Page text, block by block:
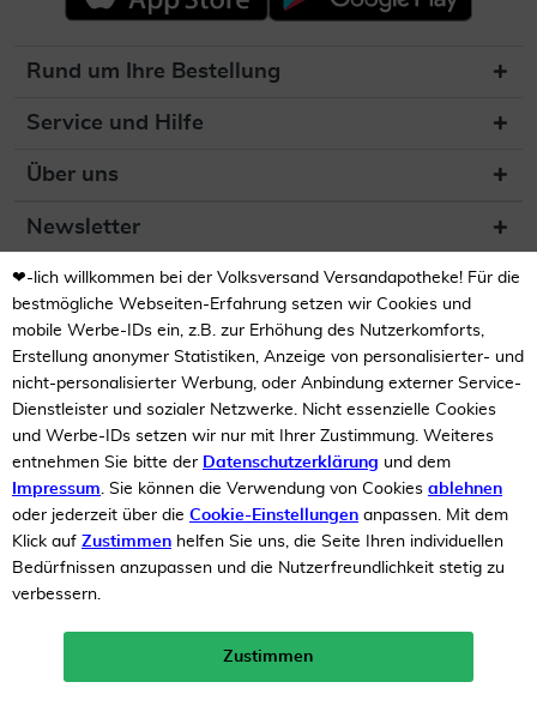
10%
Neukunden-Rabatt ab 49€!
mehr erfahren >
Rund um Ihre Bestellung
Service und Hilfe
Über uns
Newsletter
(DE) Zur Überprüfung der
Legalität dieser Website
hier klicken
Unsere Auszeichnungen
❤-lich willkommen bei der Volksversand Versandapotheke! Für die
bestmögliche Webseiten-Erfahrung setzen wir Cookies und
mobile Werbe-IDs ein, z.B. zur Erhöhung des Nutzerkomforts,
Erstellung anonymer Statistiken, Anzeige von personalisierter- und
nicht-personalisierter Werbung, oder Anbindung externer Service-
Dienstleister und sozialer Netzwerke. Nicht essenzielle Cookies
und Werbe-IDs setzen wir nur mit Ihrer Zustimmung. Weiteres
entnehmen Sie bitte der Datenschutzerklärung und dem
Impressum. Sie können die Verwendung von Cookies ablehnen
oder jederzeit über die Cookie-Einstellungen anpassen. Mit dem
Klick auf Zustimmen helfen Sie uns, die Seite Ihren individuellen
Bedürfnissen anzupassen und die Nutzerfreundlichkeit stetig zu
verbessern.
Zustimmen